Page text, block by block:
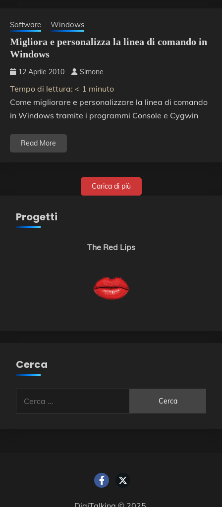
Software Windows
Migliora e personalizza la linea di comando in
Windows
12 Aprile 2010 Simone
Tempo di lettura: < 1 minuto
Come migliorare e personalizzare la linea di comando
in Windows tramite i programmi Console e Cygwin
Read More
Carica di più
Progetti
The Red Lips
Cerca
per: